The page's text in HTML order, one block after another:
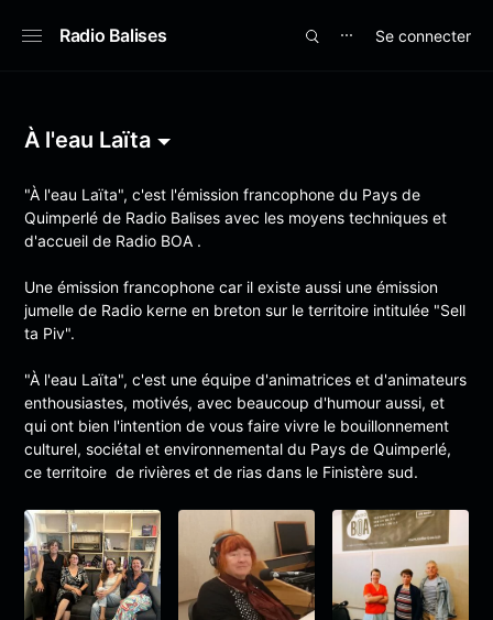
Radio Balises ⋯ Se connecter
À l'eau Laïta
"À l'eau Laïta", c'est l'émission francophone du Pays de
Quimperlé de Radio Balises avec les moyens techniques et
d'accueil de Radio BOA .
Une émission francophone car il existe aussi une émission
jumelle de Radio kerne en breton sur le territoire intitulée "Sell
ta Piv".
"À l'eau Laïta", c'est une équipe d'animatrices et d'animateurs
enthousiastes, motivés, avec beaucoup d'humour aussi, et
qui ont bien l'intention de vous faire vivre le bouillonnement
culturel, sociétal et environnemental du Pays de Quimperlé,
ce territoire de rivières et de rias dans le Finistère sud.